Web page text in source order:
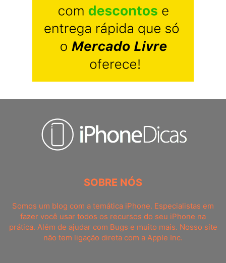
SOBRE NÓS
Somos um blog com a temática iPhone. Especialistas em
fazer você usar todos os recursos do seu iPhone na
prática. Além de ajudar com Bugs e muito mais. Nosso site
não tem ligação direta com a Apple Inc.